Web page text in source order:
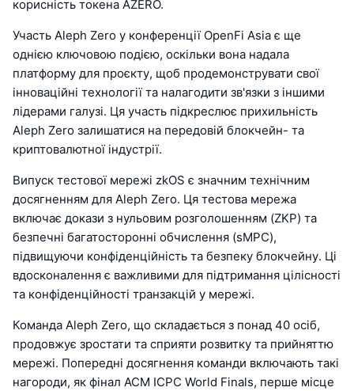
корисність токена AZERO.
Участь Aleph Zero у конференції OpenFi Asia є ще
однією ключовою подією, оскільки вона надала
платформу для проєкту, щоб продемонструвати свої
інноваційні технології та налагодити зв'язки з іншими
лідерами галузі. Ця участь підкреслює прихильність
Aleph Zero залишатися на передовій блокчейн- та
криптовалютної індустрії.
Випуск тестової мережі zkOS є значним технічним
досягненням для Aleph Zero. Ця тестова мережа
включає докази з нульовим розголошенням (ZKP) та
безпечні багатосторонні обчислення (sMPC),
підвищуючи конфіденційність та безпеку блокчейну. Ці
вдосконалення є важливими для підтримання цілісності
та конфіденційності транзакцій у мережі.
Команда Aleph Zero, що складається з понад 40 осіб,
продовжує зростати та сприяти розвитку та прийняттю
мережі. Попередні досягнення команди включають такі
нагороди, як фінал ACM ICPC World Finals, перше місце